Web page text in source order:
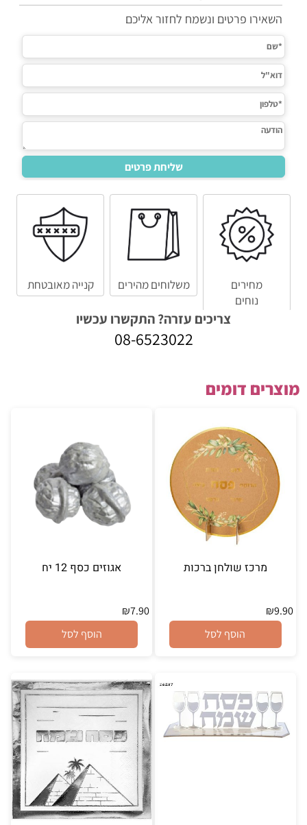
השאירו פרטים ונשמח לחזור אליכם
מחירים
נוחים
משלוחים מהירים קנייה מאובטחת
צריכים עזרה? התקשרו עכשיו
08-6523022
מוצרים דומים
מרכז שולחן ברכות
₪9.90
הוסף לסל
אגוזים כסף 12 יח
₪7.90
הוסף לסל